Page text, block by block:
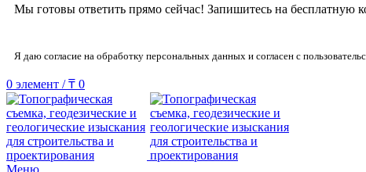
Мы готовы ответить прямо сейчас! Запишитесь на бесплатную
Я даю согласие на обработку персональных данных и согласен с
0 элемент / ₸ 0
Меню